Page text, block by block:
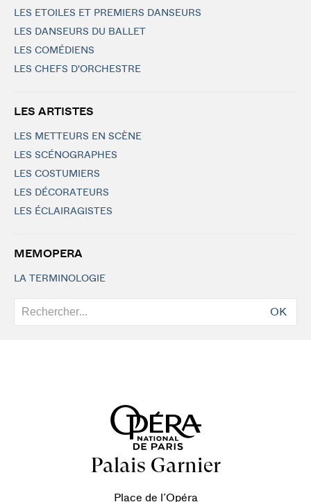
LES ETOILES ET PREMIERS DANSEURS
LES DANSEURS DU BALLET
LES COMÉDIENS
LES CHEFS D'ORCHESTRE
LES ARTISTES
LES METTEURS EN SCÈNE
LES SCÉNOGRAPHES
LES COSTUMIERS
LES DÉCORATEURS
LES ÉCLAIRAGISTES
MEMOPERA
LA TERMINOLOGIE
OK
Palais Garnier
Place de l’Opéra